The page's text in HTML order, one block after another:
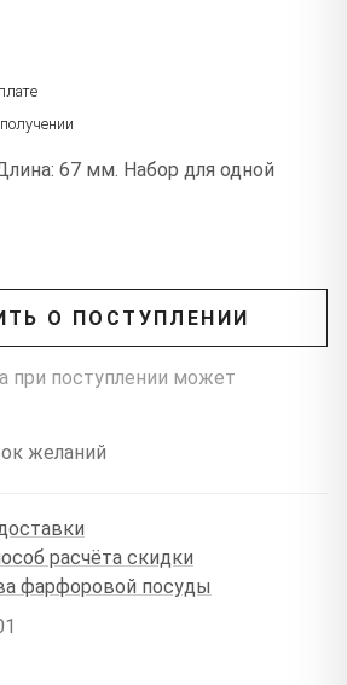
67 мм. Набор для одной
О ПОСТУПЛЕНИИ
при поступлении может
желаний
расчёта скидки
фарфоровой посуды